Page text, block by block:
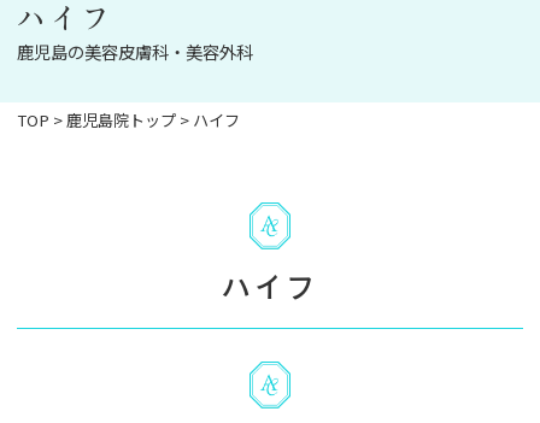
ハイフ
鹿児島の美容皮膚科・美容外科
TOP > 鹿児島院トップ > ハイフ
ハイフ